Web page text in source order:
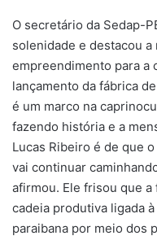
O secretário da Sedap-
solenidade e destacou
empreendimento para a
lançamento da fábrica
é um marco na
fazendo história e a
Lucas Ribeiro é de que
vai continuar
afirmou. Ele frisou que
cadeia produtiva ligada
paraibana por meio dos